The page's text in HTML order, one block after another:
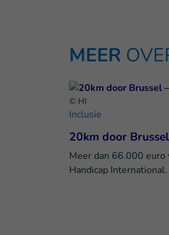
MEER
© HI
Inclusie
20km door
Meer dan 66.000 euro
Handicap International.